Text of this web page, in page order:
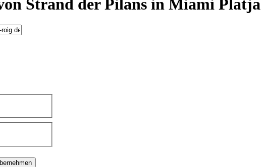
Strand der Pilans in Miami Platja